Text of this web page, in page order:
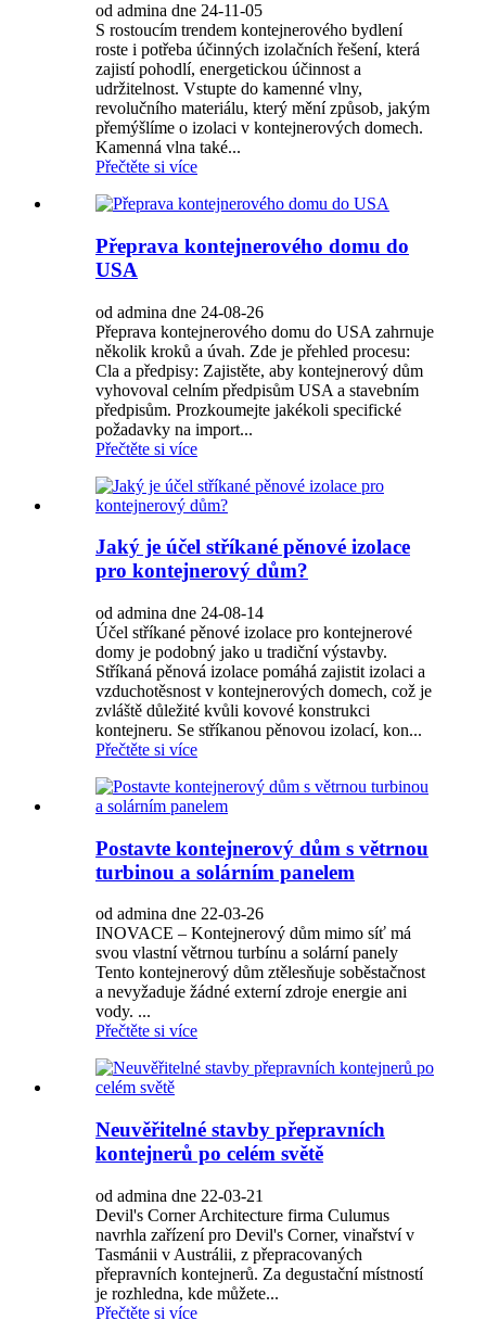
od admina dne 24-11-05
S rostoucím trendem kontejnerového bydlení
roste i potřeba účinných izolačních řešení, která
zajistí pohodlí, energetickou účinnost a
udržitelnost. Vstupte do kamenné vlny,
revolučního materiálu, který mění způsob, jakým
přemýšlíme o izolaci v kontejnerových domech.
Kamenná vlna také...
Přečtěte si více
Přeprava kontejnerového domu do
USA
od admina dne 24-08-26
Přeprava kontejnerového domu do USA zahrnuje
několik kroků a úvah. Zde je přehled procesu:
Cla a předpisy: Zajistěte, aby kontejnerový dům
vyhovoval celním předpisům USA a stavebním
předpisům. Prozkoumejte jakékoli specifické
požadavky na import...
Přečtěte si více
Jaký je účel stříkané pěnové izolace
pro kontejnerový dům?
od admina dne 24-08-14
Účel stříkané pěnové izolace pro kontejnerové
domy je podobný jako u tradiční výstavby.
Stříkaná pěnová izolace pomáhá zajistit izolaci a
vzduchotěsnost v kontejnerových domech, což je
zvláště důležité kvůli kovové konstrukci
kontejneru. Se stříkanou pěnovou izolací, kon...
Přečtěte si více
Postavte kontejnerový dům s větrnou
turbinou a solárním panelem
od admina dne 22-03-26
INOVACE – Kontejnerový dům mimo síť má
svou vlastní větrnou turbínu a solární panely
Tento kontejnerový dům ztělesňuje soběstačnost
a nevyžaduje žádné externí zdroje energie ani
vody. ...
Přečtěte si více
Neuvěřitelné stavby přepravních
kontejnerů po celém světě
od admina dne 22-03-21
Devil's Corner Architecture firma Culumus
navrhla zařízení pro Devil's Corner, vinařství v
Tasmánii v Austrálii, z přepracovaných
přepravních kontejnerů. Za degustační místností
je rozhledna, kde můžete...
Přečtěte si více